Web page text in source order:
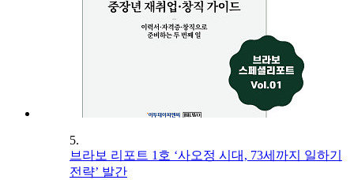
5.
브라보 리포트 1호 ‘사오정 시대, 73세까지 일하기
전략’ 발간